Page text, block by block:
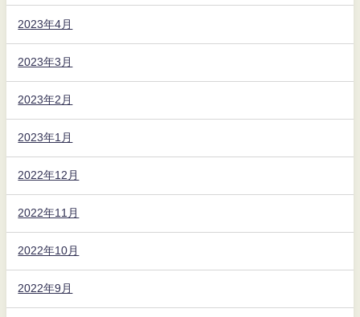
2023年4月
2023年3月
2023年2月
2023年1月
2022年12月
2022年11月
2022年10月
2022年9月